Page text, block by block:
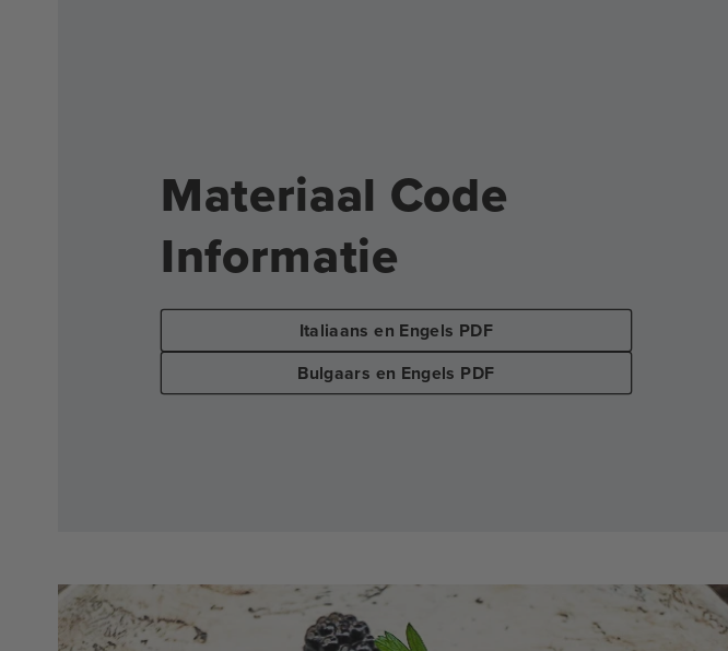
Materiaal Code
Informatie
Italiaans en Engels PDF
Bulgaars en Engels PDF